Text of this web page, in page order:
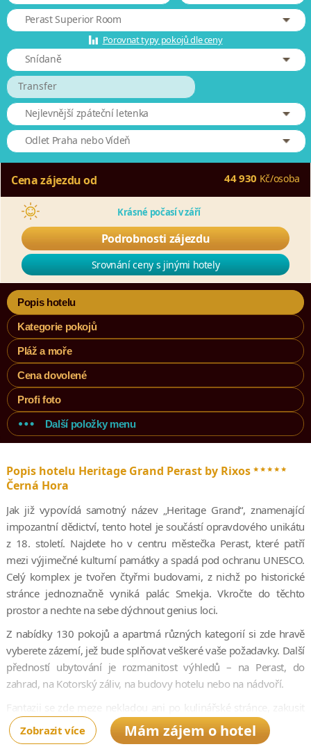
Perast Superior Room
Porovnat typy pokojů dle ceny
Snídaně
Transfer
Nejlevnější zpáteční letenka
Odlet Praha nebo Vídeň
Cena zájezdu od 44 930 Kč/osoba
Krásné počasí v září
Podrobnosti zájezdu
Srovnání ceny s jinými hotely
Popis hotelu
Kategorie pokojů
Pláž a moře
Cena dovolené
Profi foto
Další položky menu
Popis hotelu Heritage Grand Perast by Rixos*****
Černá Hora
Jak již vypovídá samotný název „Heritage Grand“, znamenající
impozantní dědictví, tento hotel je součástí opravdového unikátu
z 18. století. Najdete ho v centru městečka Perast, které patří
mezi výjimečné kulturní památky a spadá pod ochranu UNESCO.
Celý komplex je tvořen čtyřmi budovami, z nichž po historické
stránce jednoznačně vyniká palác Smekja. Vkročte do těchto
prostor a nechte na sebe dýchnout genius loci.
Z nabídky 130 pokojů a apartmá různých kategorií si zde hravě
vyberete zázemí, jež bude splňovat veškeré vaše požadavky. Další
předností ubytování je rozmanitost výhledů – na Perast, do
zahrad, na Kotorský záliv, na budovy hotelu nebo na nádvoří.
Fantazii se zde meze nekladou ani po kulinářské stránce, zakusit
můžete delikatesy ze středomořské, mezinárodní i místní
kuchyně. Milovníci vody jistě ocení soukromé bazény, plážové
Zobrazit více Mám zájem o hotel